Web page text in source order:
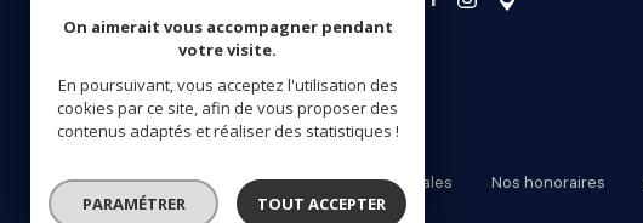
contact@hf-immo.fr
54500 Vandœuvre-lès-Nancy
Nos partenaires Plan du site Mentions légales Nos honoraires
On aimerait vous accompagner pendant
votre visite.
En poursuivant, vous acceptez l'utilisation des
cookies par ce site, afin de vous proposer des
contenus adaptés et réaliser des statistiques !
PARAMÉTRER TOUT ACCEPTER